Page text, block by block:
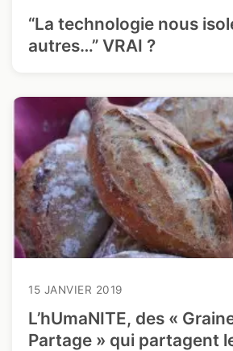
“La technologie nous
autres…” VRAI ?
15 JANVIER 2019
L’hUmaNITE, des «
Partage » qui partagent